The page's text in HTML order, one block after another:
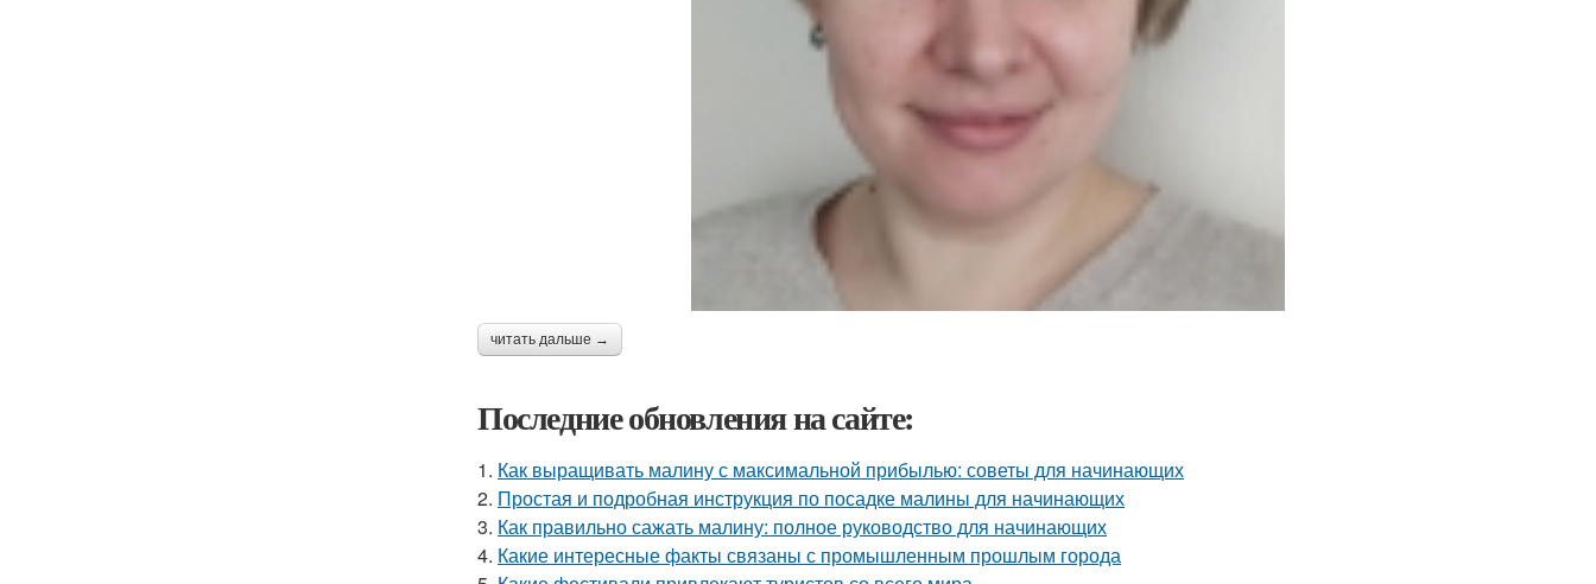
читать дальше →
Последние обновления на сайте:
1. Как выращивать малину с максимальной прибылью: советы для начинающих
2. Простая и подробная инструкция по посадке малины для начинающих
3. Как правильно сажать малину: полное руководство для начинающих
4. Какие интересные факты связаны с промышленным прошлым города